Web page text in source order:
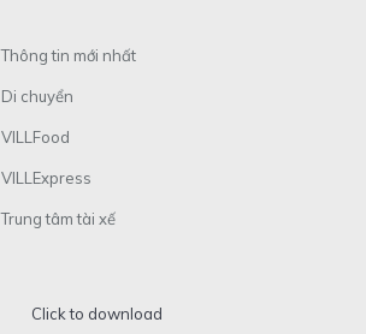
Thông tin mới nhất
Di chuyển
VILLFood
VILLExpress
Trung tâm tài xế
Click to download